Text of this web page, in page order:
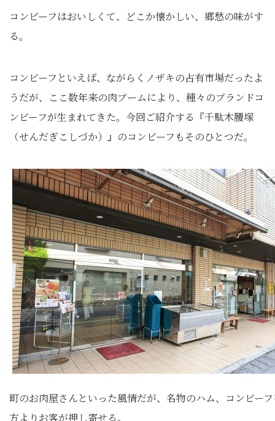
コンビーフはおいしくて、どこか懐かしい、郷愁の味がす
る。
コンビーフといえば、ながらくノザキの占有市場だったよ
うだが、ここ数年来の肉ブームにより、種々のブランドコ
ンビーフが生まれてきた。今回ご紹介する『千駄木腰塚
（せんだぎこしづか）』のコンビーフもそのひとつだ。
町のお肉屋さんといった風情だが、名物のハム、コンビー
方よりお客が押し寄せる。